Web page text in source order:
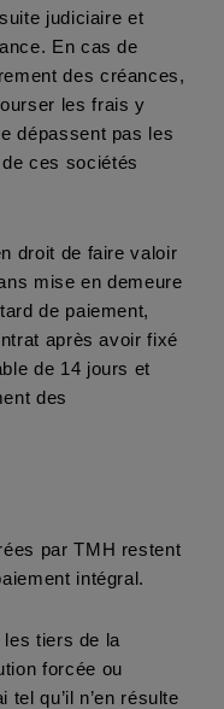
judiciaire et
En cas de
des créances,
les frais y
dépassent pas les
ces sociétés
droit de faire valoir
mise en demeure
de paiement,
après avoir fixé
de 14 jours et
des
par TMH restent
intégral.
les tiers de la
forcée ou
tel qu’il n’en résulte